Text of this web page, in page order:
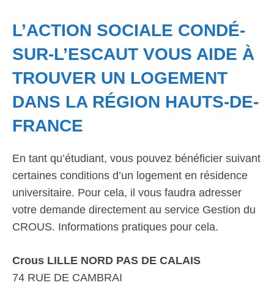
L’ACTION SOCIALE CONDÉ-
SUR-L’ESCAUT VOUS AIDE À
TROUVER UN LOGEMENT
DANS LA RÉGION HAUTS-DE-
FRANCE
En tant qu’étudiant, vous pouvez bénéficier suivant
certaines conditions d’un logement en résidence
universitaire. Pour cela, il vous faudra adresser
votre demande directement au service Gestion du
CROUS. Informations pratiques pour cela.
Crous LILLE NORD PAS DE CALAIS
74 RUE DE CAMBRAI